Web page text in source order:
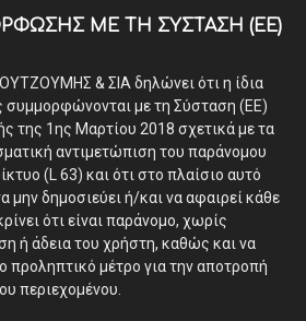
ΜΕ ΤΗ ΣΎΣΤΑΣΗ (ΕΕ)
& ΣΙΑ δηλώνει ότι η ίδια
συμμορφώνονται με τη Σύσταση (ΕΕ)
της 1ης Μαρτίου 2018 σχετικά με τα
αντιμετώπιση του παράνομου
(L 63) και ότι στο πλαίσιο αυτό
μην δημοσιεύει ή/και να αφαιρεί κάθε
ότι είναι παράνομο, χωρίς
ή άδεια του χρήστη, καθώς και να
προληπτικό μέτρο για την αποτροπή
περιεχομένου.